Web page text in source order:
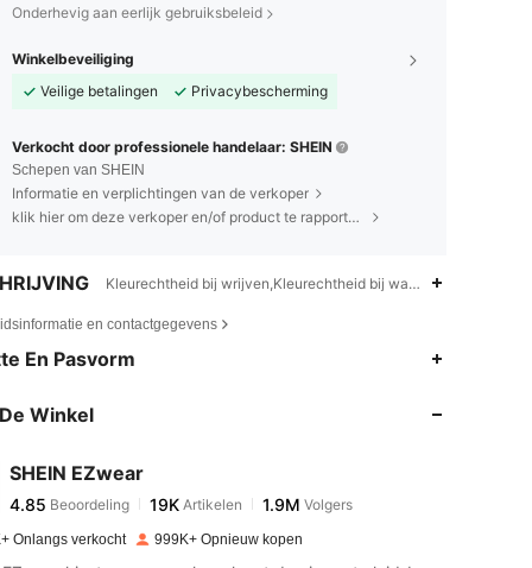
Onderhevig aan eerlijk gebruiksbeleid
Winkelbeveiliging
Veilige betalingen
Privacybescherming
Verkocht door professionele handelaar: SHEIN
Schepen van SHEIN
Informatie en verplichtingen van de verkoper
klik hier om deze verkoper en/of product te rapporteren.
Kleurechtheid bij wrijven,Kleurechtheid bij
en contactgegevens
En Pasvorm
Winkel
SHEIN EZwear
4.85
4.85 Beoordeling
v***nbetaalde1 dag geleden
Onlangs verkocht 999K+ Opnieuw kopen